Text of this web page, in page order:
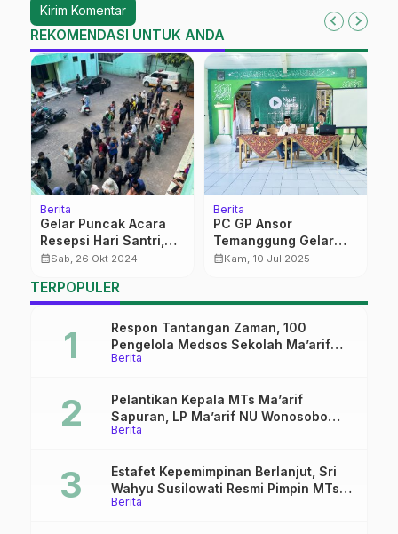
REKOMENDASI UNTUK ANDA
Berita
Gelar Puncak Acara
Resepsi Hari Santri,
PWNU Jateng Ajak
Kerukunan Jelang
Pilkada 2024
calendar_monthSab, 26 Okt 2024
Berita
PC GP Ansor
Temanggung Gelar
Ngaji Media untuk
calendar_monthKam, 10 Jul 2025
TERPOPULER
Berita
Respon Tantangan Zaman, 100
Pengelola Medsos Sekolah Ma’arif
Pekalongan Ikuti Pelatihan Literasi
Berita
Pelantikan Kepala MTs Ma’arif
Sapuran, LP Ma’arif NU Wonosobo
Tekankan Lima Amanah
Berita
Estafet Kepemimpinan Berlanjut, Sri
Wahyu Susilowati Resmi Pimpin MTs
Ma’arif Sapuran